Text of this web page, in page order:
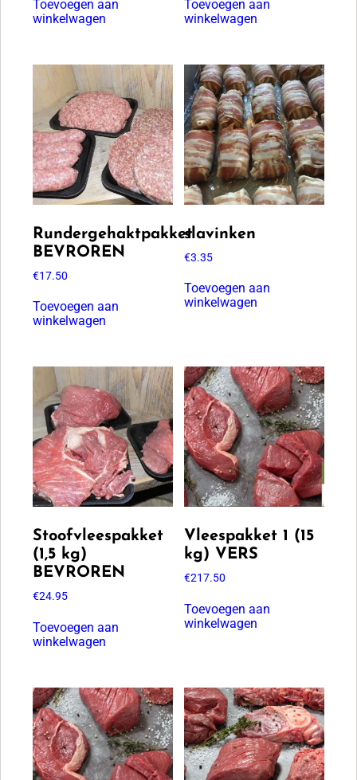
Toevoegen aan
winkelwagen
Toevoegen aan
winkelwagen
Rundergehaktpakket
BEVROREN
€17.50
Toevoegen aan
winkelwagen
slavinken
€3.35
Toevoegen aan
winkelwagen
Stoofvleespakket
(1,5 kg)
BEVROREN
€24.95
Toevoegen aan
winkelwagen
Vleespakket 1 (15
kg) VERS
€217.50
Toevoegen aan
winkelwagen